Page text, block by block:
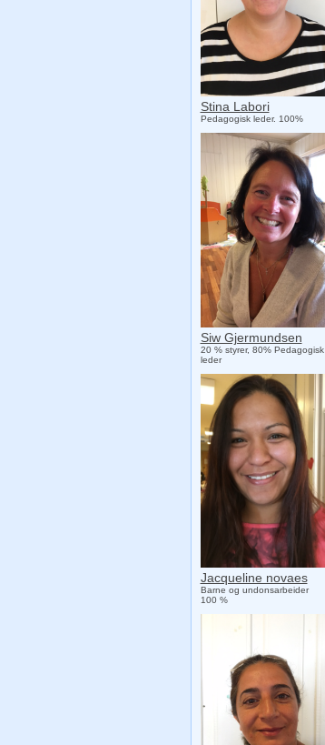
Stina Labori
Pedagogisk leder. 100%
Siw Gjermundsen
20 % styrer, 80% Pedagogisk
leder
Jacqueline novaes
Barne og undonsarbeider
100 %